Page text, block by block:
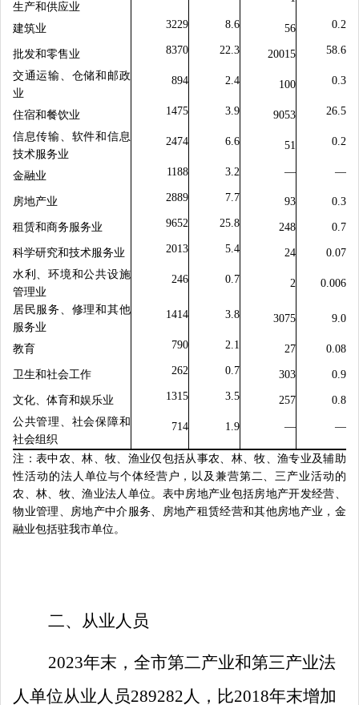
生产和供应业
建筑业 3229 8.6 56 0.2
批发和零售业 8370 22.3 20015 58.6
交通运输、仓储和邮政
业
894 2.4 100 0.3
住宿和餐饮业 1475 3.9 9053 26.5
信息传输、软件和信息
技术服务业
2474 6.6 51 0.2
金融业 1188 3.2 — —
房地产业 2889 7.7 93 0.3
租赁和商务服务业 9652 25.8 248 0.7
科学研究和技术服务业 2013 5.4 24
0.07
水利、环境和公共设施
管理业
246 0.7 2 0.006
居民服务、修理和其他
服务业
1414 3.8 3075 9.0
教育 790 2.1 27 0.08
卫生和社会工作 262 0.7 303 0.9
文化、体育和娱乐业 1315 3.5 257
0.8
公共管理、社会保障和
社会组织
714 1.9 — —
注：表中农、林、牧、渔业仅包括从事农、林、牧、渔专业及辅助
性活动的法人单位与个体经营户，以及兼营第二、三产业活动的
农、林、牧、渔业法人单位。表中房地产业包括房地产开发经营、
物业管理、房地产中介服务、房地产租赁经营和其他房地产业 ，金
融业包括驻我市单位。
二、从业人员
2023年末，全市第二产业和第三产业法
人单位从业人员289282人，比2018年末增加